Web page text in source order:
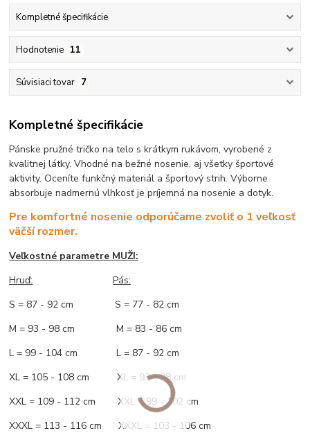
Kompletné špecifikácie
Hodnotenie 11
Súvisiaci tovar 7
Kompletné špecifikácie
Pánske pružné tričko na telo s krátkym rukávom, vyrobené z
kvalitnej látky. Vhodné na bežné nosenie, aj všetky športové
aktivity. Oceníte funkčný materiál a športový strih. Výborne
absorbuje nadmernú vlhkosť je príjemná na nosenie a dotyk.
Pre komfortné nosenie odporúčame zvoliť o 1 veľkosť
väčší rozmer.
Veľkostné parametre MUŽI:
Hruď:
Pás:
S = 87 - 92 cm S = 77 - 82 cm
M = 93 - 98 cm M = 83 - 86 cm
L = 99 - 104 cm L = 87 - 92 cm
XL = 105 - 108 cm XL = 93 - 98 cm
XXL = 109 - 112 cm XXL = 99 - 102 cm
XXXL = 113 - 116 cm XXXL = 103 - 106 cm